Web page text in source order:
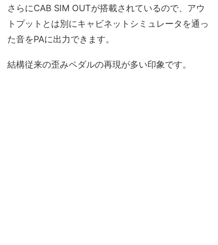
さらにCAB SIM OUTが搭載されているので、アウ
トプットとは別にキャビネットシミュレータを通っ
た音をPAに出力できます。
結構従来の歪みペダルの再現が多い印象です。